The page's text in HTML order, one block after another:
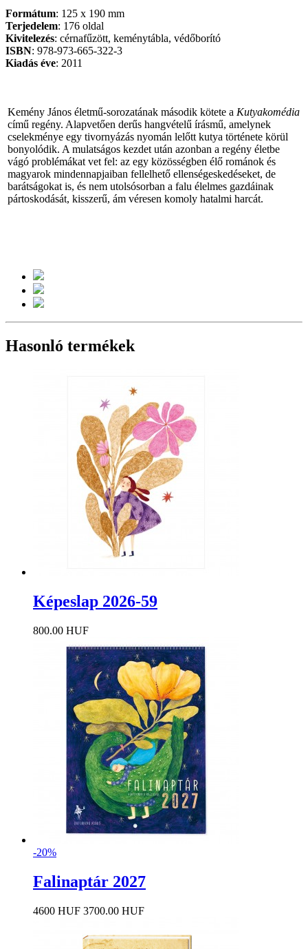
Formátum: 125 x 190 mm
Terjedelem: 176 oldal
Kivitelezés: cérnafűzött, keménytábla, védőborító
ISBN: 978-973-665-322-3
Kiadás éve: 2011
Kemény János életmű-sorozatának második kötete a Kutyakomédia
című regény. Alapvetően derűs hangvételű írásmű, amelynek
cselekménye egy tivornyázás nyomán lelőtt kutya története körül
bonyolódik. A mulatságos kezdet után azonban a regény életbe
vágó problémákat vet fel: az egy közösségben élő románok és
magyarok mindennapjaiban fellelhető ellenségeskedéseket, de
barátságokat is, és nem utolsósorban a falu élelmes gazdáinak
pártoskodását, kisszerű, ám véresen komoly hatalmi harcát.
Hasonló termékek
Képeslap 2026-59
800.00 HUF
-20%
Falinaptár 2027
4600 HUF 3700.00 HUF